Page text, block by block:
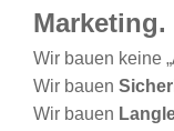
Wir bauen keine
Wir bauen
Wir bauen